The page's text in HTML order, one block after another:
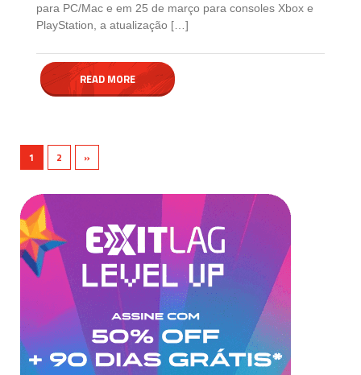
para PC/Mac e em 25 de março para consoles Xbox e
PlayStation, a atualização […]
READ MORE
1 2 »